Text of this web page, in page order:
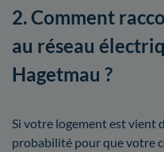
2. Comment
au réseau
Hagetmau ?
Si votre logement est vient
probabilité pour que votre